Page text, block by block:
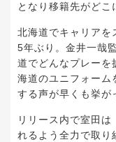
となり移籍先がどこ
北海道でキャリア
5年ぶり。金井一哉
道でどんなプレーを
海道のユニフォーム
する声が早くも挙が
リリース内で室田
れるよう全力で取り